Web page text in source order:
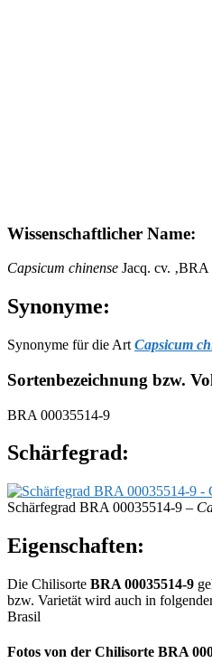
Wissenschaftlicher Name:
Capsicum chinense Jacq. cv. ‚BRA
Synonyme:
Synonyme für die Art Capsicum
Sortenbezeichnung bzw.
BRA 00035514-9
Schärfegrad:
Schärfegrad BRA 00035514-9 –
Eigenschaften:
Die Chilisorte BRA 00035514-9
bzw. Varietät wird auch in
Brasil
Fotos von der Chilisorte BRA